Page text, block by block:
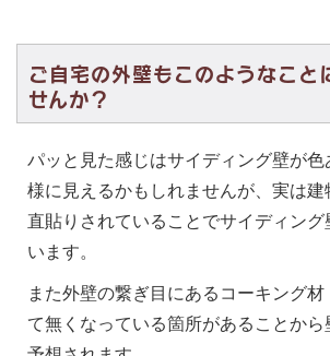
ご自宅の外壁もこのようなこと
せんか？
パッと見た感じはサイディング壁が
様に見えるかもしれませんが、実は建
直貼りされていることでサイディング
います。
また外壁の繋ぎ目にあるコーキング
て無くなっている箇所があることから